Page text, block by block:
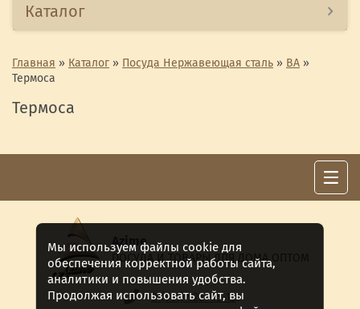
Каталог
Главная » Каталог » Посуда Нержавеющая сталь » ВА »
Термоса
Термоса
Azime
ПОСУДА И ТОВАРЫ ДЛЯ ДОМА ОПТОМ
8 (911) 922 -15-12
Мы используем файлы cookie для
обеспечения корректной работы сайта,
аналитики и повышения удобства.
Продолжая использовать сайт, вы